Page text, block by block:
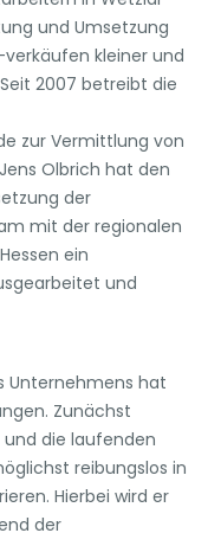
und Umsetzung
kleiner und
2007 betreibt die
zur Vermittlung von
Olbrich hat den
der
mit der regionalen
ein
und
Unternehmens hat
Zunächst
die laufenden
reibungslos in
Hierbei wird er
der